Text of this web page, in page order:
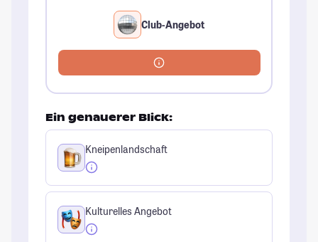
Club-Angebot
Ein genauerer Blick:
Kneipenlandschaft
Kulturelles Angebot